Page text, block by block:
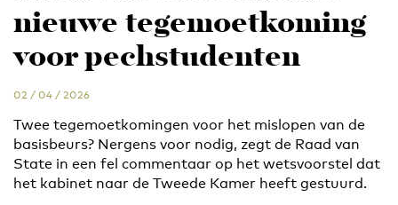
nieuwe tegemoetkoming
voor pechstudenten
02 / 04 / 2026
Twee tegemoetkomingen voor het mislopen van de
basisbeurs? Nergens voor nodig, zegt de Raad van
State in een fel commentaar op het wetsvoorstel dat
het kabinet naar de Tweede Kamer heeft gestuurd.